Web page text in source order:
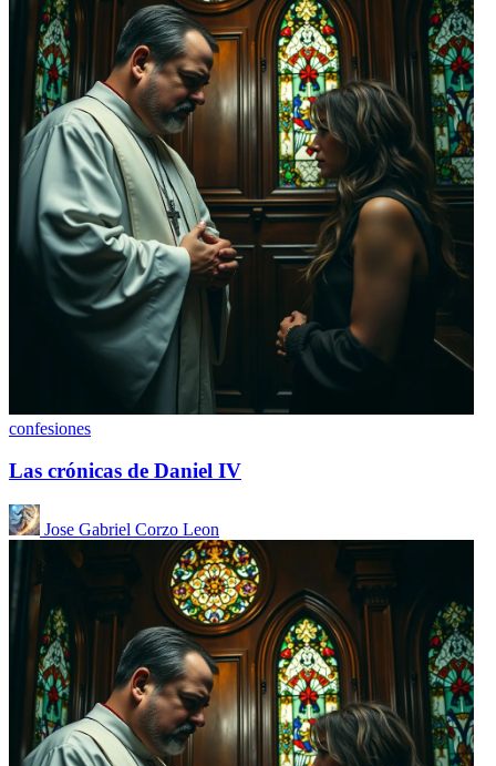
confesiones
Las crónicas de Daniel IV
Jose Gabriel Corzo Leon